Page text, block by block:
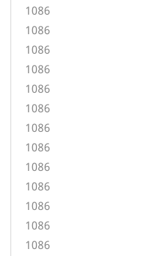
1086
1086
1086
1086
1086
1086
1086
1086
1086
1086
1086
1086
1086